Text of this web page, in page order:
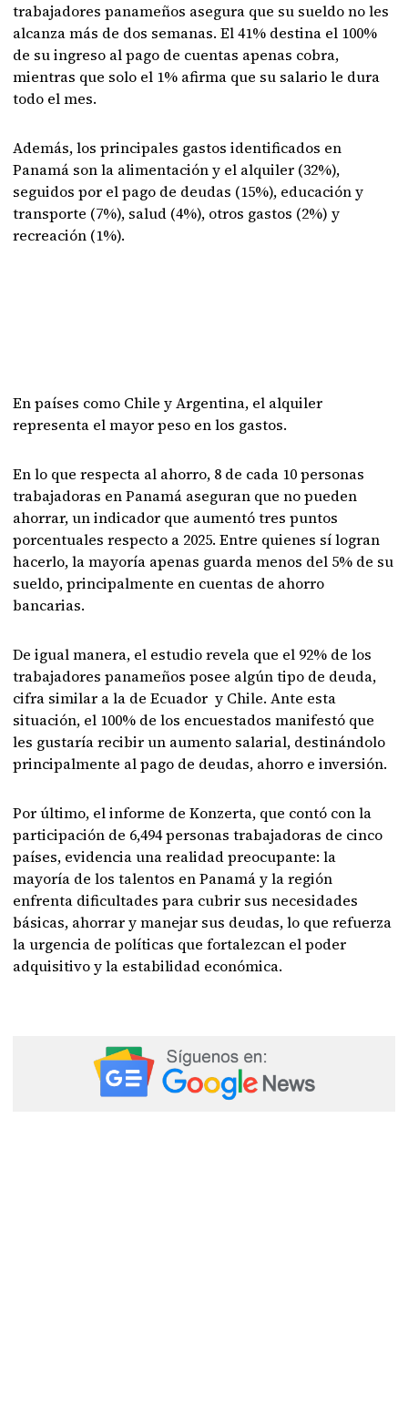
trabajadores panameños asegura que su sueldo no les
alcanza más de dos semanas. El 41% destina el 100%
de su ingreso al pago de cuentas apenas cobra,
mientras que solo el 1% afirma que su salario le dura
todo el mes.
Además, los principales gastos identificados en
Panamá son la alimentación y el alquiler (32%),
seguidos por el pago de deudas (15%), educación y
transporte (7%), salud (4%), otros gastos (2%) y
recreación (1%).
En países como Chile y Argentina, el alquiler
representa el mayor peso en los gastos.
En lo que respecta al ahorro, 8 de cada 10 personas
trabajadoras en Panamá aseguran que no pueden
ahorrar, un indicador que aumentó tres puntos
porcentuales respecto a 2025. Entre quienes sí logran
hacerlo, la mayoría apenas guarda menos del 5% de su
sueldo, principalmente en cuentas de ahorro
bancarias.
De igual manera, el estudio revela que el 92% de los
trabajadores panameños posee algún tipo de deuda,
cifra similar a la de Ecuador y Chile. Ante esta
situación, el 100% de los encuestados manifestó que
les gustaría recibir un aumento salarial, destinándolo
principalmente al pago de deudas, ahorro e inversión.
Por último, el informe de Konzerta, que contó con la
participación de 6,494 personas trabajadoras de cinco
países, evidencia una realidad preocupante: la
mayoría de los talentos en Panamá y la región
enfrenta dificultades para cubrir sus necesidades
básicas, ahorrar y manejar sus deudas, lo que refuerza
la urgencia de políticas que fortalezcan el poder
adquisitivo y la estabilidad económica.